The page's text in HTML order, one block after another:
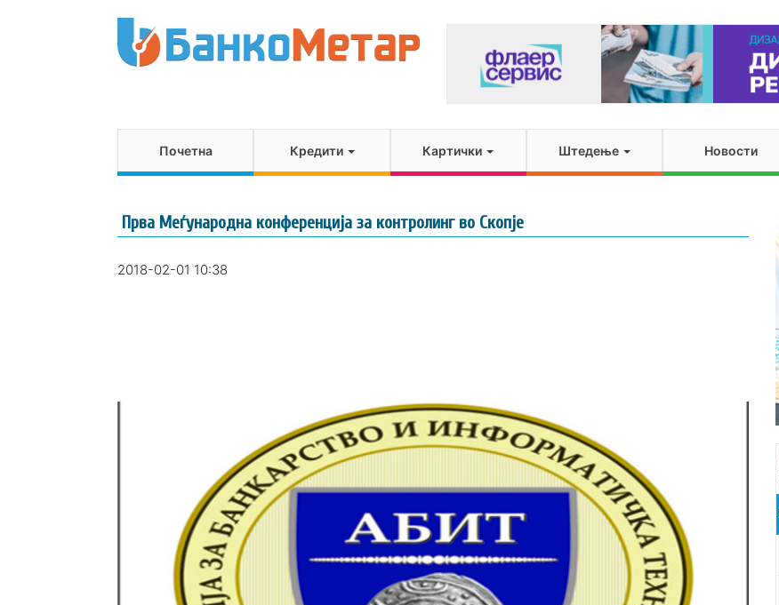
Почетна Кредити Картички Штедење Новости
Прва Меѓународна конференција за контролинг во Скопје
2018-02-01 10:38